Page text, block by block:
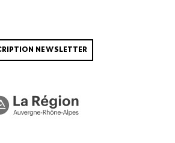
NEWSLETTER